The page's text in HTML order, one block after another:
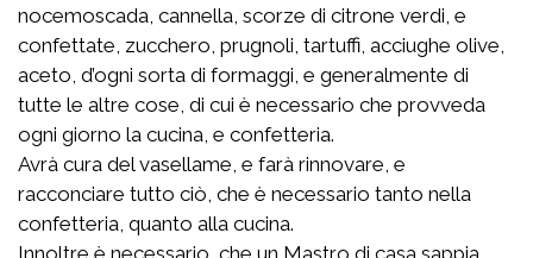
nocemoscada, cannella, scorze di citrone verdi, e
confettate, zucchero, prugnoli, tartuffi, acciughe olive,
aceto, d’ogni sorta di formaggi, e generalmente di
tutte le altre cose, di cui è necessario che provveda
ogni giorno la cucina, e confetteria.
Avrà cura del vasellame, e farà rinnovare, e
racconciare tutto ciò, che è necessario tanto nella
confetteria, quanto alla cucina.
Innoltre è necessario, che un Mastro di casa sappia